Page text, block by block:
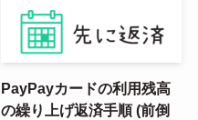
PayPayカードの利用残高
の繰り上げ返済手順 (前倒